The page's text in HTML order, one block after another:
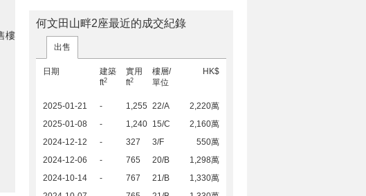
何文田山畔2座最近的成交紀錄
出售
日期
建築
ft2
實用
ft2
樓層/
單位
HK$
2025-01-21 - 1,255 22/A
2,220萬
2025-01-08
- 1,240 15/C
2,160萬
2024-12-12
- 327 3/F
550萬
2024-12-06
- 765 20/B
1,298萬
2024-10-14
- 767 21/B
1,330萬